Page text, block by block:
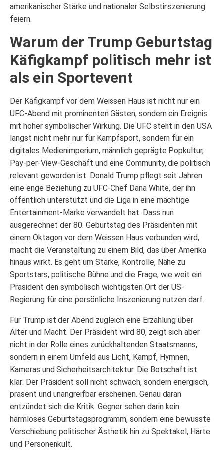
amerikanischer Stärke und nationaler Selbstinszenierung
feiern.
Warum der Trump Geburtstag
Käfigkampf politisch mehr ist
als ein Sportevent
Der Käfigkampf vor dem Weissen Haus ist nicht nur ein
UFC-Abend mit prominenten Gästen, sondern ein Ereignis
mit hoher symbolischer Wirkung. Die UFC steht in den USA
längst nicht mehr nur für Kampfsport, sondern für ein
digitales Medienimperium, männlich geprägte Popkultur,
Pay-per-View-Geschäft und eine Community, die politisch
relevant geworden ist. Donald Trump pflegt seit Jahren
eine enge Beziehung zu UFC-Chef Dana White, der ihn
öffentlich unterstützt und die Liga in eine mächtige
Entertainment-Marke verwandelt hat. Dass nun
ausgerechnet der 80. Geburtstag des Präsidenten mit
einem Oktagon vor dem Weissen Haus verbunden wird,
macht die Veranstaltung zu einem Bild, das über Amerika
hinaus wirkt. Es geht um Stärke, Kontrolle, Nähe zu
Sportstars, politische Bühne und die Frage, wie weit ein
Präsident den symbolisch wichtigsten Ort der US-
Regierung für eine persönliche Inszenierung nutzen darf.
Für Trump ist der Abend zugleich eine Erzählung über
Alter und Macht. Der Präsident wird 80, zeigt sich aber
nicht in der Rolle eines zurückhaltenden Staatsmanns,
sondern in einem Umfeld aus Licht, Kampf, Hymnen,
Kameras und Sicherheitsarchitektur. Die Botschaft ist
klar: Der Präsident soll nicht schwach, sondern energisch,
präsent und unangreifbar erscheinen. Genau daran
entzündet sich die Kritik. Gegner sehen darin kein
harmloses Geburtstagsprogramm, sondern eine bewusste
Verschiebung politischer Ästhetik hin zu Spektakel, Härte
und Personenkult.